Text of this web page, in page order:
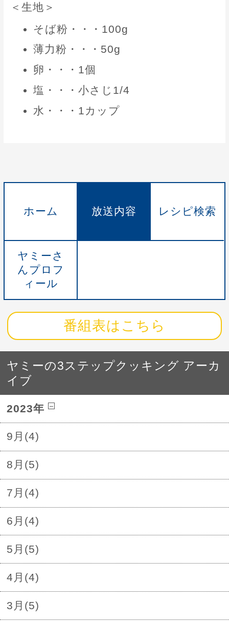
＜生地＞
そば粉・・・100g
薄力粉・・・50g
卵・・・1個
塩・・・小さじ1/4
水・・・1カップ
ホーム 放送内容 レシピ検索
ヤミーさ
んプロフ
ィール
番組表はこちら
ヤミーの3ステップクッキング アーカ
イブ
2023年
9月(4)
8月(5)
7月(4)
6月(4)
5月(5)
4月(4)
3月(5)